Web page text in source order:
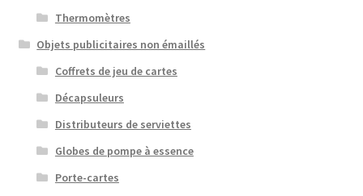
Thermomètres
Objets publicitaires non émaillés
Coffrets de jeu de cartes
Décapsuleurs
Distributeurs de serviettes
Globes de pompe à essence
Porte-cartes